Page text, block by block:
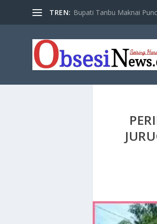
TREN: Bupati Tanbu Maknai